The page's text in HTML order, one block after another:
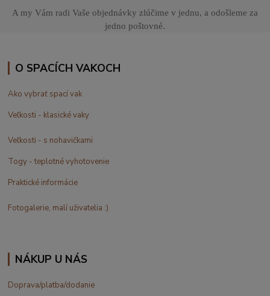
A my Vám radi Vaše objednávky zlúčime v jednu, a odošleme za
jedno poštovné.
O SPACÍCH VAKOCH
Ako vybrať spací vak
Veľkosti - klasické vaky
Veľkosti - s nohavičkami
Togy - teplotné vyhotovenie
Praktické informácie
Fotogalerie, malí uživatelia :)
NÁKUP U NÁS
Doprava/platba/dodanie